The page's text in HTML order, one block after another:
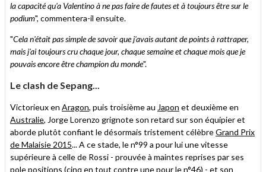
la capacité qu'a Valentino à ne pas faire de fautes et à toujours être sur le
podium", commentera-il ensuite.
"Cela n'était pas simple de savoir que j'avais autant de points à rattraper,
mais j'ai toujours cru chaque jour, chaque semaine et chaque mois que je
pouvais encore être champion du monde".
Le clash de Sepang...
Victorieux en Aragon, puis troisième au Japon et deuxième en
Australie, Jorge Lorenzo grignote son retard sur son équipier et
aborde plutôt confiant le désormais tristement célèbreGrand Prix
de Malaisie 2015... A ce stade, le n°99 a pour lui une vitesse
supérieure à celle de Rossi - prouvée à maintes reprises par ses
pole positions (cinq en tout contre une pour le n°46) - et son